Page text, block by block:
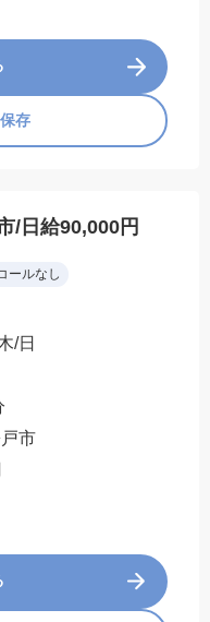
存
/日給90,000円
ールなし
/日
市